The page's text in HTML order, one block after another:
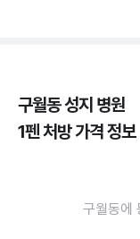
구월동 성지 병원
1펜 처방 가격 정보
구월동에